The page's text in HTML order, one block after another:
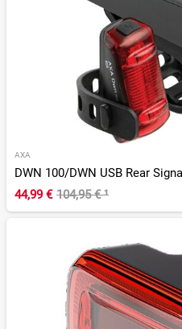
AXA
DWN 100/DWN USB Rear
44,99 € 104,95 €¹